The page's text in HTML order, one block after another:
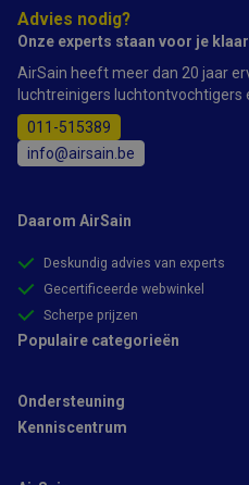
Advies nodig?
Onze experts staan voor je
AirSain heeft meer dan 20 jaar
luchtreinigers luchtontvochtigers
011-515389
info@airsain.be
Daarom AirSain
Deskundig advies van experts
Gecertificeerde webwinkel
Scherpe prijzen
Populaire categorieën
Ondersteuning
Kenniscentrum